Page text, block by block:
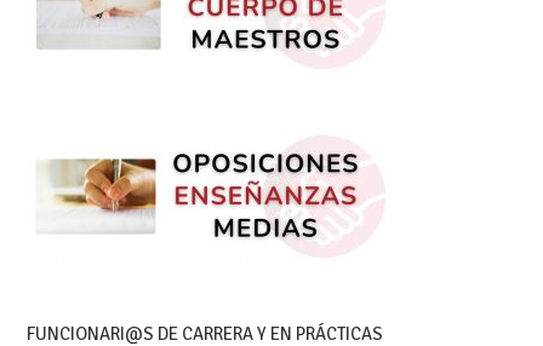
FUNCIONARI@S DE CARRERA Y EN PRÁCTICAS